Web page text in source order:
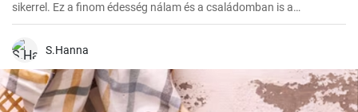
sikerrel. Ez a finom édesség nálam és a családomban is a
kedvencek közé tartozik. Szívesen készítem el ajándékba is, a
S.Hanna